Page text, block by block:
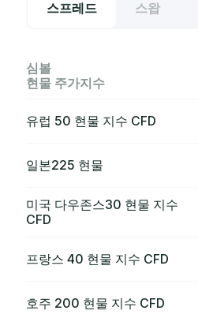
스프레드 스왑
심볼
현물 주가지수
유럽 50 현물 지수 CFD
일본225 현물
미국 다우존스30 현물 지수
CFD
프랑스 40 현물 지수 CFD
호주 200 현물 지수 CFD